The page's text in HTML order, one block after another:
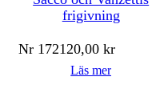
frigivning
Nr 172120,00 kr
Läs mer